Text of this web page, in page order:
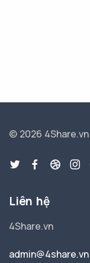
© 2026 4Share.vn
Liên hệ
4Share.vn
admin@4share.vn